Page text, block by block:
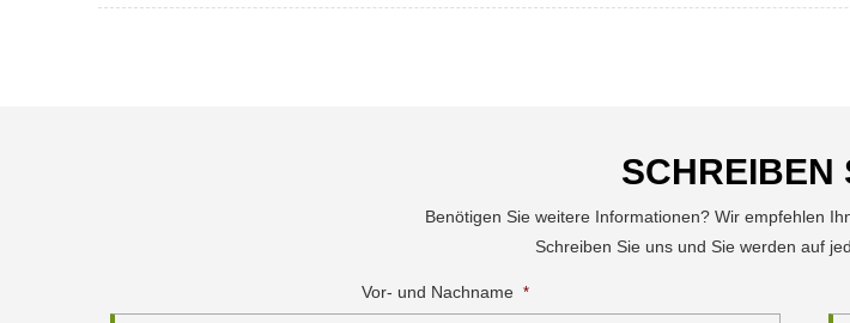
SCHREIBEN
Benötigen Sie weitere Informationen? Wir empfehlen
Schreiben Sie uns und Sie werden auf
Vor- und Nachname *